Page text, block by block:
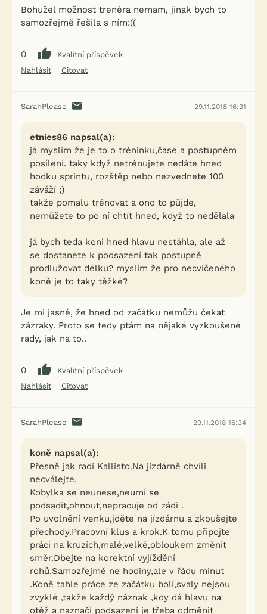
Bohužel možnost trenéra nemam, jinak bych to
samozřejmě řešila s ním:((
0
Kvalitní příspěvek
Nahlásit
Citovat
SarahPlease 29.11.2018 16:31
etnies86 napsal(a):
já myslím že je to o tréninku,čase a postupném
posílení. taky když netrénujete nedáte hned
hodku sprintu, rozštěp nebo nezvednete 100
záváží ;)
takže pomalu trénovat a ono to půjde,
nemůžete to po ní chtít hned, když to nedělala
já bych teda koni hned hlavu nestáhla, ale až
se dostanete k podsazení tak postupně
prodlužovat délku? myslím že pro necvičeného
koně je to taky těžké?
Je mi jasné, že hned od začátku nemůžu čekat
zázraky. Proto se tedy ptám na nějaké vyzkoušené
rady, jak na to..
0
Kvalitní příspěvek
Nahlásit
Citovat
SarahPlease 29.11.2018 16:34
koně napsal(a):
Přesně jak radí Kallisto.Na jízdárně chvíli
necválejte.
Kobylka se neunese,neumí se
podsadit,ohnout,nepracuje od zádi .
Po uvolnění venku,jděte na jízdárnu a zkoušejte
přechody.Pracovní klus a krok.K tomu připojte
práci na kruzích,malé,velké,obloukem změnit
směr.Dbejte na korektní vyjíždění
rohů.Samozřejmě ne hodiny,ale v řádu minut
.Koně tahle práce ze začátku bolí,svaly nejsou
zvyklé ,takže každý náznak ,kdy dá hlavu na
otěž a naznačí podsazení je třeba odměnit
iFauna nově nabízí limitované
nabídky a slevy pro své
registrované uživatele.
👉 Exkluzivní akce, slevy a novinky od našich ověřených
partnerů
🎁 A teď navíc dárek: 200 Kč kredit do F-konta. 🎉